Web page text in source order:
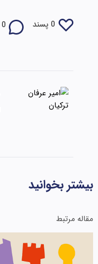
0 پسند
0 دیدگاه
بیشتر بخوانید
مقاله مرتبط